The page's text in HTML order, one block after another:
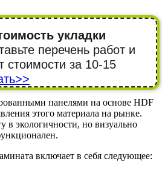
укладки
перечень работ и
стоимости за 10-15
панелями на основе HDF
этого материала на рынке.
в экологичности, но визуально
включает в себя следующее: